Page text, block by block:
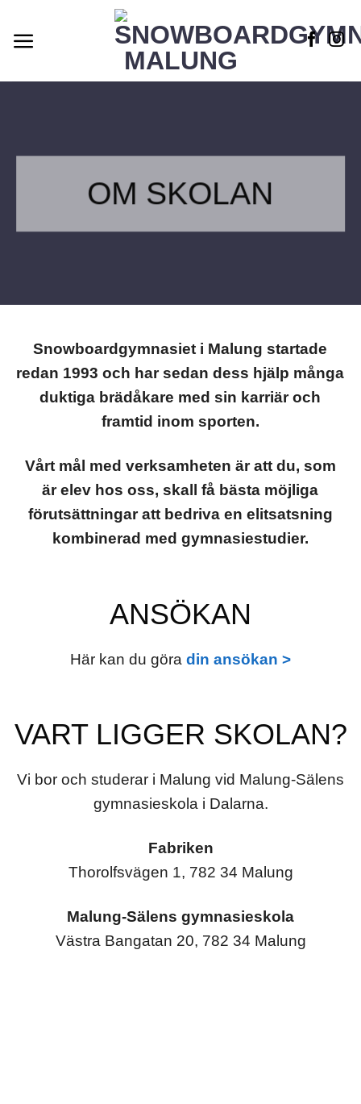
OM SKOLAN
Snowboardgymnasiet i Malung startade
redan 1993 och har sedan dess hjälp många
duktiga brädåkare med sin karriär och
framtid inom sporten.
Vårt mål med verksamheten är att du, som
är elev hos oss, skall få bästa möjliga
förutsättningar att bedriva en elitsatsning
kombinerad med gymnasiestudier.
ANSÖKAN
Här kan du göra din ansökan >
VART LIGGER SKOLAN?
Vi bor och studerar i Malung vid Malung-Sälens
gymnasieskola i Dalarna.
Fabriken
Thorolfsvägen 1, 782 34 Malung
Malung-Sälens gymnasieskola
Västra Bangatan 20, 782 34 Malung